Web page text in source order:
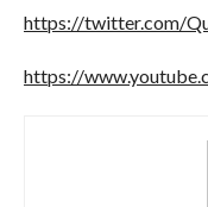
https://twitter.com/
https://